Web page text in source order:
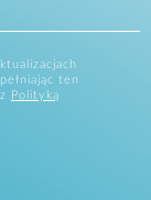
ten
Polityką